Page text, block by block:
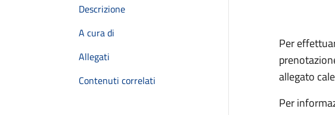
Descrizione
A cura di
Allegati
Contenuti correlati
Per
allegato
Per